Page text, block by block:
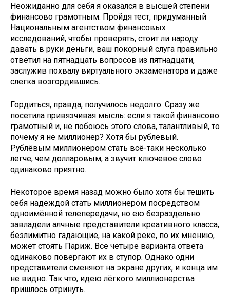
Неожиданно для себя я оказался в высшей степени
финансово грамотным. Пройдя тест, придуманный
Национальным агентством финансовых
исследований, чтобы проверять, стоит ли народу
давать в руки деньги, ваш покорный слуга правильно
ответил на пятнадцать вопросов из пятнадцати,
заслужив похвалу виртуального экзаменатора и даже
слегка возгордившись.
Гордиться, правда, получилось недолго. Сразу же
посетила привязчивая мысль: если я такой финансово
грамотный и, не побоюсь этого слова, талантливый, то
почему я не миллионер? Хотя бы рублёвый.
Рублёвым миллионером стать всё-таки несколько
легче, чем долларовым, а звучит ключевое слово
одинаково приятно.
Некоторое время назад можно было хотя бы тешить
себя надеждой стать миллионером посредством
одноимённой телепередачи, но ею безраздельно
завладели алчные представители креативного класса,
безлимитно гадающие, на какой реке, по их мнению,
может стоять Париж. Все четыре варианта ответа
одинаково повергают их в ступор. Однако одни
представители сменяют на экране других, и конца им
не видно. Так что, идею лёгкого миллионерства
пришлось отринуть.